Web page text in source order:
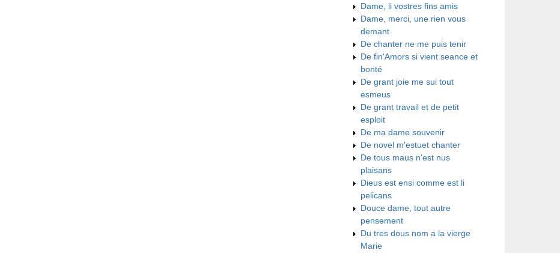
Dame, li vostres fins amis
Dame, merci, une rien vous
demant
De chanter ne me puis tenir
De fin'Amors si vient seance et
bonté
De grant joie me sui tout
esmeus
De grant travail et de petit
esploit
De ma dame souvenir
De novel m'estuet chanter
De tous maus n'est nus
plaisans
Dieus est ensi comme est li
pelicans
Douce dame, tout autre
pensement
Du tres dous nom a la vierge
Marie